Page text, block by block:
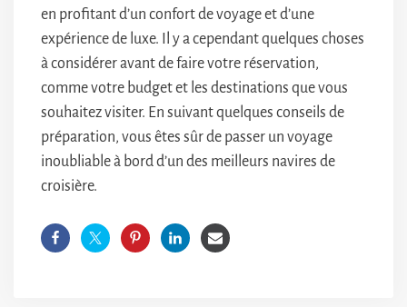
en profitant d’un confort de voyage et d’une
expérience de luxe. Il y a cependant quelques choses
à considérer avant de faire votre réservation,
comme votre budget et les destinations que vous
souhaitez visiter. En suivant quelques conseils de
préparation, vous êtes sûr de passer un voyage
inoubliable à bord d’un des meilleurs navires de
croisière.